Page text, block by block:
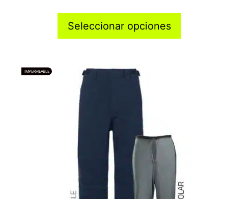
Seleccionar opciones
IMPERMEABLE